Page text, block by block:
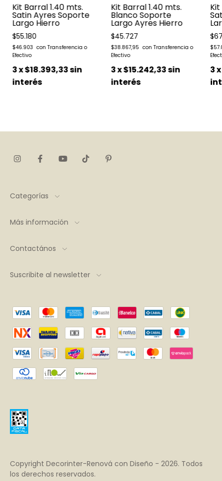
Kit Barral 1.40 mts.
Satin Ayres Soporte
Largo Hierro
$55.180
$46.903
3x$18.393,33sin
interés
Kit Barral 1.40 mts.
Blanco Soporte
Largo Ayres Hierro
$45.727
$38.867,95
3x$15.242,33sin
interés
3x
Categorías
Más información
Contactános
Suscribite al newsletter
Copyright Decorinter-Renová con Diseño - 2026. Todos
los derechos reservados.